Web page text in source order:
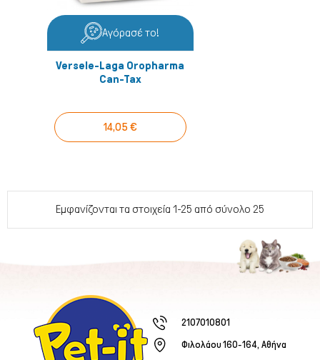
Αγόρασέ το!
Versele-Laga Oropharma
Can-Tax
14,05 €
Εμφανίζονται τα στοιχεία 1-25 από σύνολο 25
2107010801
Φιλολάου 160-164, Αθήνα